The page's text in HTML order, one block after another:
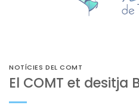
NOTÍCIES DEL COMT
El COMT et desitja